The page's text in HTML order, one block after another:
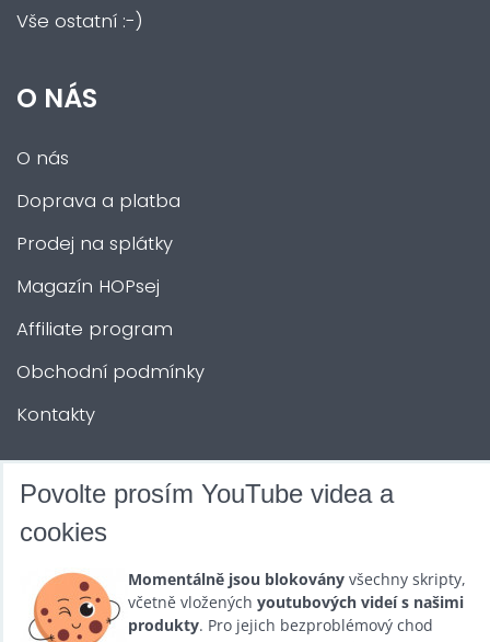
Vše ostatní :-)
O NÁS
O nás
Doprava a platba
Prodej na splátky
Magazín HOPsej
Affiliate program
Obchodní podmínky
Kontakty
DALŠÍ SLUŽBY
Půjčovna
Povolte prosím YouTube videa a
cookies
Momentálně jsou blokovány všechny skripty,
včetně vložených youtubových videí s našimi
produkty. Pro jejich bezproblémový chod